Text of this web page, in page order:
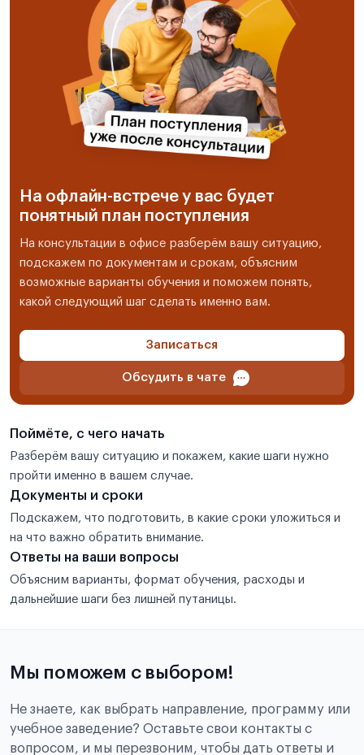
На офлайн-встрече у вас будет
понятный план поступления
На консультации в офисе разберём вашу ситуацию,
подскажем по документам и срокам, объясним
возможные варианты обучения и поможем понять,
какой следующий шаг сделать именно вам.
Записаться
Обсудить в чате
Поймёте, с чего начать
Разберём вашу ситуацию и покажем, какие шаги нужно
пройти именно в вашем случае.
Документы и сроки
Подскажем, что подготовить, в какие сроки уложиться и
на что важно обратить внимание.
Ответы на ваши вопросы
Объясним варианты, формат обучения, расходы и
дальнейшие шаги без лишней путаницы.
Мы поможем с выбором!
Не знаете, как выбрать направление, программу или
учебное заведение? Оставьте свои контакты с
вопросом, и мы перезвоним, чтобы дать ответы и